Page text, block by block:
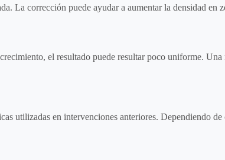
La corrección puede ayudar a aumentar la densidad en
el resultado puede resultar poco uniforme.
utilizadas en intervenciones anteriores. Dependiendo